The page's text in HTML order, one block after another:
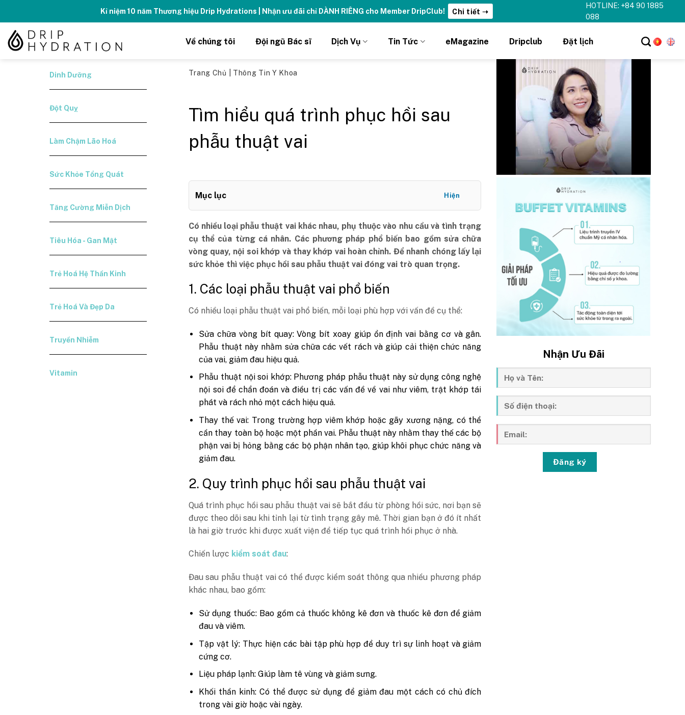
content
Tăng năng lượng - sống đỉnh cao với thẻ Vitamin Drip Membership. Xem ngay ➝
HOTLINE: +84 90 1885
088
Về chúng tôi Đội ngũ Bác sĩ Dịch Vụ Tin Tức eMagazine Dripclub Đặt lịch
Dinh Dưỡng
Đột Quỵ
Làm Chậm Lão Hoá
Sức Khỏe Tổng Quát
Tăng Cường Miễn Dịch
Tiêu Hóa - Gan Mật
Trẻ Hoá Hệ Thần Kinh
Trẻ Hoá Và Đẹp Da
Truyền Nhiễm
Vitamin
Trang Chủ Thông Tin Y Khoa
Tìm hiểu quá trình phục hồi sau
phẫu thuật vai
Mục lục Hiện
Có nhiều loại phẫu thuật vai khác nhau, phụ thuộc vào nhu cầu và tình trạng
cụ thể của từng cá nhân. Các phương pháp phổ biến bao gồm sửa chữa
vòng quay, nội soi khớp và thay khớp vai hoàn chỉnh. Để nhanh chóng lấy lại
sức khỏe thì việc phục hồi sau phẫu thuật vai đóng vai trò quan trọng.
1. Các loại phẫu thuật vai phổ biến
Có nhiều loại phẫu thuật vai phổ biến, mỗi loại phù hợp với vấn đề cụ thể:
Sửa chữa vòng bít quay: Vòng bít xoay giúp ổn định vai bằng cơ và gân.
Phẫu thuật này nhằm sửa chữa các vết rách và giúp cải thiện chức năng
của vai, giảm đau hiệu quả.
Phẫu thuật nội soi khớp: Phương pháp phẫu thuật này sử dụng công nghệ
nội soi để chẩn đoán và điều trị các vấn đề về vai như viêm, trật khớp tái
phát và rách nhỏ một cách hiệu quả.
Thay thế vai: Trong trường hợp viêm khớp hoặc gãy xương nặng, có thể
cần thay toàn bộ hoặc một phần vai. Phẫu thuật này nhằm thay thế các bộ
phận vai bị hỏng bằng các bộ phận nhân tạo, giúp khôi phục chức năng và
giảm đau.
2. Quy trình phục hồi sau phẫu thuật vai
Quá trình phục hồi sau phẫu thuật vai sẽ bắt đầu từ phòng hồi sức, nơi bạn sẽ
được theo dõi sau khi tỉnh lại từ tình trạng gây mê. Thời gian bạn ở đó ít nhất
là hai giờ trước khi được xuất viện để tiếp tục quá trình hồi phục ở nhà.
Chiến lược kiểm soát đau:
Đau sau phẫu thuật vai có thể được kiểm soát thông qua nhiều phương pháp
khác nhau, bao gồm:
Sử dụng thuốc: Bao gồm cả thuốc không kê đơn và thuốc kê đơn để giảm
đau và viêm.
Tập vật lý: Thực hiện các bài tập phù hợp để duy trì sự linh hoạt và giảm
cứng cơ.
Liệu pháp lạnh: Giúp làm tê vùng và giảm sưng.
Khối thần kinh: Có thể được sử dụng để giảm đau một cách có chủ đích
trong vài giờ hoặc vài ngày.
Nhận Ưu Đãi
Đăng ký